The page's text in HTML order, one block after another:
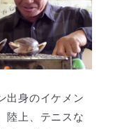
出身のイケメン
陸上、テニスな